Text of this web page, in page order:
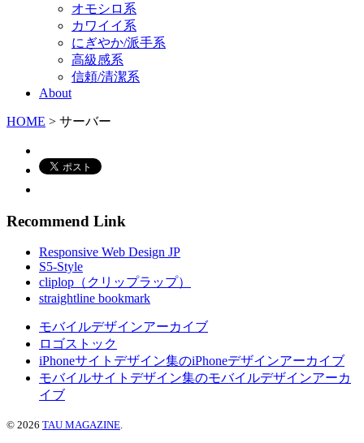
オモシロ系
カワイイ系
にぎやか/派手系
高級感系
信頼/清潔系
About
HOME > サーバー
Recommend Link
Responsive Web Design JP
S5-Style
cliplop（クリップラップ）
straightline bookmark
モバイルデザインアーカイブ
ロゴストック
iPhoneサイトデザイン集のiPhoneデザインアーカイブ
モバイルサイトデザイン集のモバイルデザインアーカ
イブ
© 2026 TAU MAGAZINE.